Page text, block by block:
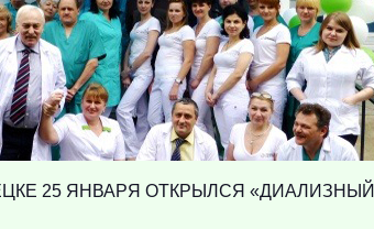
25 ЯНВАРЯ ОТКРЫЛСЯ